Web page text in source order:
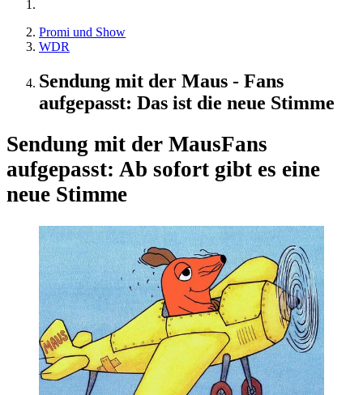
Promi und Show
WDR
Sendung mit der Maus - Fans
aufgepasst: Das ist die neue Stimme
Sendung mit der MausFans
aufgepasst: Ab sofort gibt es eine
neue Stimme